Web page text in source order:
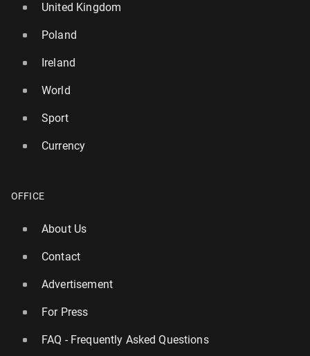
United Kingdom
Poland
Ireland
World
Sport
Currency
OFFICE
About Us
Contact
Advertisement
For Press
FAQ - Frequently Asked Questions